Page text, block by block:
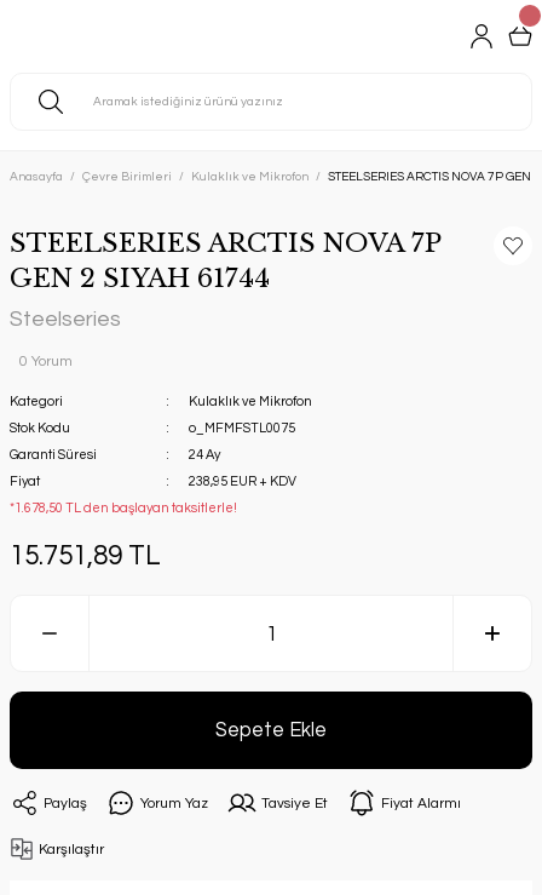
Anasayfa Çevre Birimleri Kulaklık ve Mikrofon STEELSERIES ARCTIS NOVA 7P GEN
STEELSERIES ARCTIS NOVA 7P
GEN 2 SIYAH 61744
Steelseries
0 Yorum
Kategori
Kulaklık ve Mikrofon
Stok Kodu
o_MFMFSTL0075
Garanti Süresi
24 Ay
Fiyat
238,95 EUR + KDV
*1.678,50 TL den başlayan taksitlerle!
15.751,89 TL
Sepete Ekle
Paylaş Yorum Yaz Tavsiye Et Fiyat Alarmı
Karşılaştır